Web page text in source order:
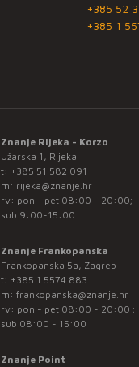
+385 52
+385 1
Znanje Rijeka - Korzo
Užarska 1, Rijeka
t: +385 51 582 091
m: rijeka@znanje.hr
rv: pon - pet 08:00 - 20:00;
sub 9:00-15:00
Znanje Frankopanska
Frankopanska 5a, Zagreb
t: +385 1 5574 883
m: frankopanska@znanje.hr
rv: pon - pet 08:00 - 20:00 ;
sub 08:00 - 15:00
Znanje Point